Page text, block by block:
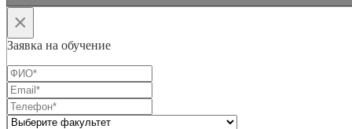
×
Заявка на обучение